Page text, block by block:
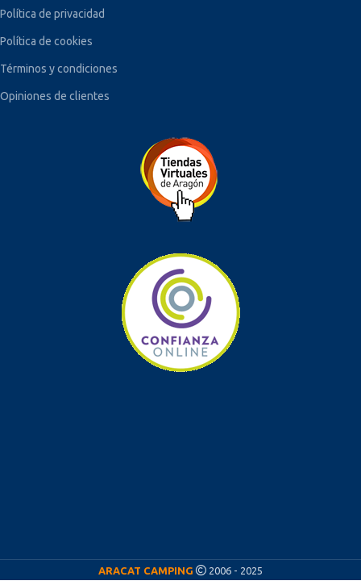
Política de privacidad
Política de cookies
Términos y condiciones
Opiniones de clientes
ARACAT CAMPING 2006 - 2025